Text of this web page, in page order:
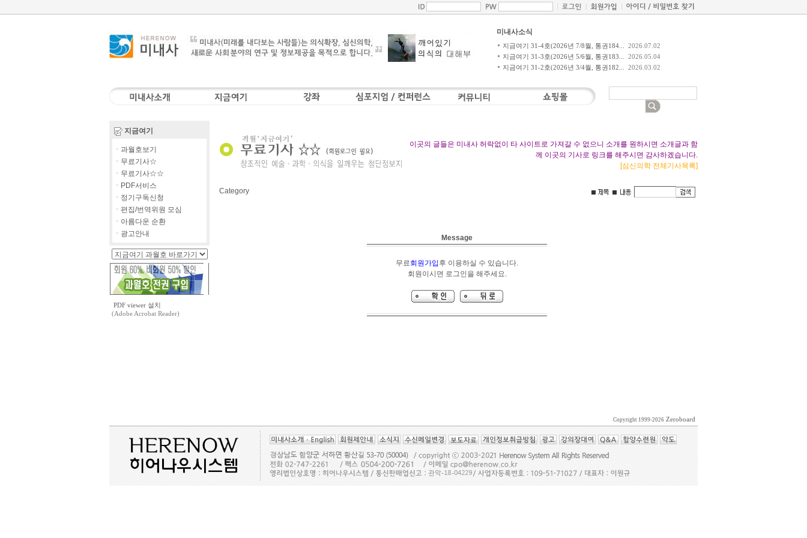
미내사소식
지금여기 31-4호(2026년 7/8월, 통권184...
2026.07.02
지금여기 31-3호(2026년 5/6월, 통권183...
2026.05.04
지금여기 31-2호(2026년 3/4월, 통권182...
2026.03.02
지금여기
ㆍ과월호보기
ㆍ무료기사☆
ㆍ무료기사☆☆
ㆍPDF서비스
ㆍ정기구독신청
ㆍ편집/번역위원 모심
ㆍ아름다운 순환
ㆍ광고안내
PDF viewer 설치
(Adobe Acrobat Reader)
이곳의 글들은 미내사 허락없이 타 사이트로 가져갈 수 없으니 소개를 원하시면 소개글과 함
께 이곳의 기사로 링크를 해주시면 감사하겠습니다.
[심신의학 전체기사목록]
Category
Message
무료회원가입 후 이용하실 수 있습니다.
회원이시면 로그인을 해주세요.
Copyright 1999-2026 Zeroboard